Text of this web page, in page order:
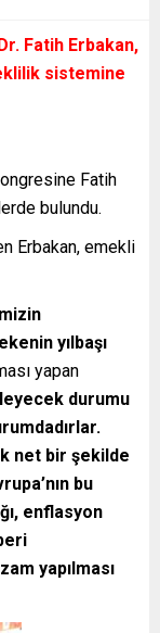
Fatih Erbakan,
sistemine
Fatih
bulundu.
Erbakan, emekli
yılbaşı
yapan
durumu
net bir şekilde
bu
enflasyon
yapılması